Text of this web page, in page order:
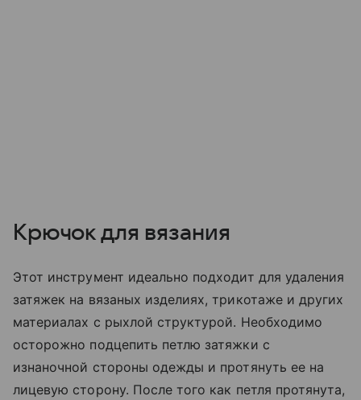
Крючок для вязания
Этот инструмент идеально подходит для удаления
затяжек на вязаных изделиях, трикотаже и других
материалах с рыхлой структурой. Необходимо
осторожно подцепить петлю затяжки с
изнаночной стороны одежды и протянуть ее на
лицевую сторону. После того как петля протянута,